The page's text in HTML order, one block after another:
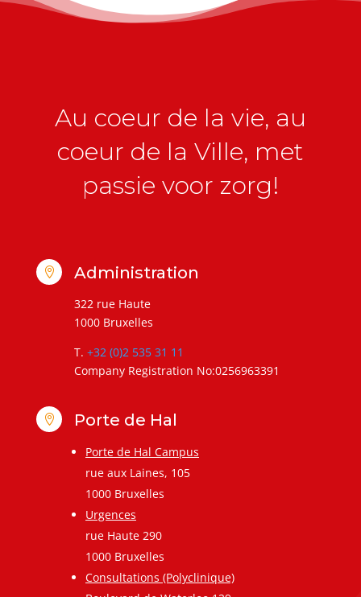
Au coeur de la vie, au
coeur de la Ville, met
passie voor zorg!
 Administration
322 rue Haute
1000 Bruxelles
T. +32 (0)2 535 31 11
Company Registration No:0256963391
 Porte de Hal
Porte de Hal Campus
rue aux Laines, 105
1000 Bruxelles
Urgences
rue Haute 290
1000 Bruxelles
Consultations (Polyclinique)